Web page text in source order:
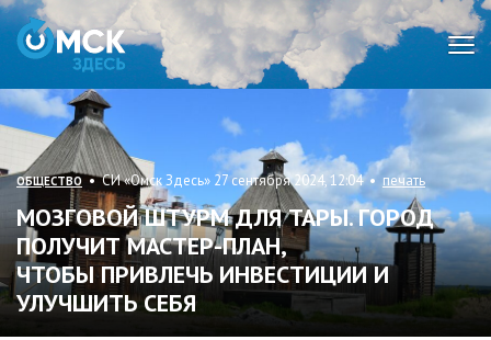
ОБЩЕСТВО • СИ «Омск Здесь» 27 сентября 2024, 12:04 • печать
МОЗГОВОЙ ШТУРМ ДЛЯ ТАРЫ. ГОРОД
ПОЛУЧИТ МАСТЕР-ПЛАН,
ЧТОБЫ ПРИВЛЕЧЬ ИНВЕСТИЦИИ И
УЛУЧШИТЬ СЕБЯ